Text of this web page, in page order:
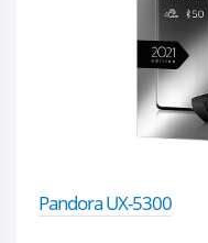
Pandora UX-5300